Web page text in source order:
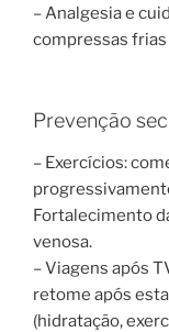
– Analgesia e
compressas
Prevenção
– Exercícios:
Fortalecimento
venosa.
– Viagens após
retome após
(hidratação,